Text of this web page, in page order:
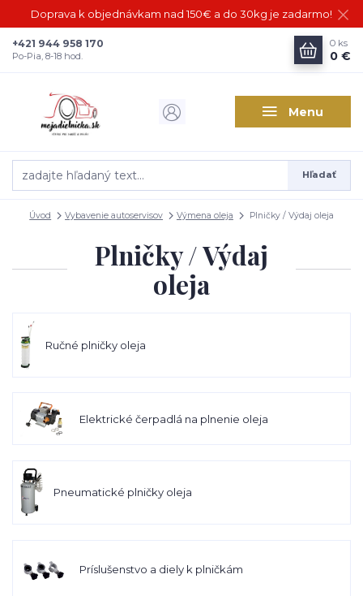
Doprava k objednávkam nad 150€ a do 30kg je zadarmo!
Menu
Hľadať
+421 944 958 170
Po-Pia, 8-18 hod.
0 ks
0 €
Úvod Vybavenie autoservisov Výmena oleja Plničky / Výdaj oleja
Plničky / Výdaj
oleja
Ručné plničky oleja
Elektrické čerpadlá na plnenie oleja
Pneumatické plničky oleja
Príslušenstvo a diely k plničkám